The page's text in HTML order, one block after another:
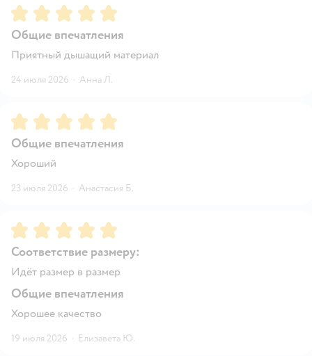
Рейтинг:5
Общие впечатления
Приятный дышащий материал
24 июля 2026 · Анна Л.
Рейтинг:5
Общие впечатления
Хороший
23 июля 2026 · Анастасия Б.
Рейтинг:5
Соответствие размеру:
Идёт размер в размер
Общие впечатления
Хорошее качество
19 июля 2026 · Елизавета Ю.